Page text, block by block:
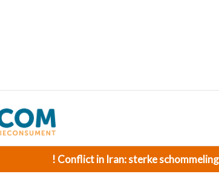
! Conflict in Iran: sterke